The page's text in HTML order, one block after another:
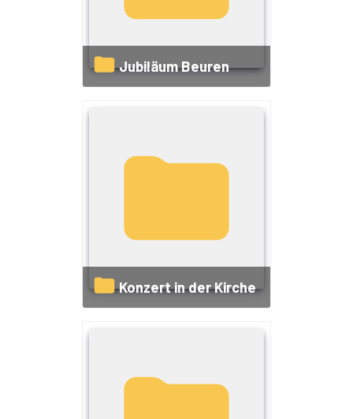
Jubiläum Beuren
Konzert in der Kirche